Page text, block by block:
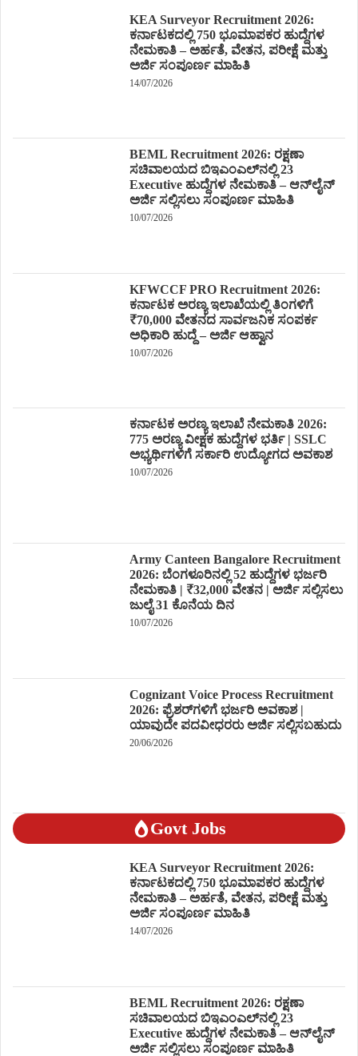
KEA Surveyor Recruitment 2026:
ಕರ್ನಾಟಕದಲ್ಲಿ 750 ಭೂಮಾಪಕರ ಹುದ್ದೆಗಳ
ನೇಮಕಾತಿ – ಅರ್ಹತೆ, ವೇತನ, ಪರೀಕ್ಷೆ ಮತ್ತು
ಅರ್ಜಿ ಸಂಪೂರ್ಣ ಮಾಹಿತಿ
14/07/2026
BEML Recruitment 2026: ರಕ್ಷಣಾ
ಸಚಿವಾಲಯದ ಬಿಇಎಂಎಲ್‌ನಲ್ಲಿ 23
Executive ಹುದ್ದೆಗಳ ನೇಮಕಾತಿ – ಆನ್‌ಲೈನ್
ಅರ್ಜಿ ಸಲ್ಲಿಸಲು ಸಂಪೂರ್ಣ ಮಾಹಿತಿ
10/07/2026
KFWCCF PRO Recruitment 2026:
ಕರ್ನಾಟಕ ಅರಣ್ಯ ಇಲಾಖೆಯಲ್ಲಿ ತಿಂಗಳಿಗೆ
₹70,000 ವೇತನದ ಸಾರ್ವಜನಿಕ ಸಂಪರ್ಕ
ಅಧಿಕಾರಿ ಹುದ್ದೆ – ಅರ್ಜಿ ಆಹ್ವಾನ
10/07/2026
ಕರ್ನಾಟಕ ಅರಣ್ಯ ಇಲಾಖೆ ನೇಮಕಾತಿ 2026:
775 ಅರಣ್ಯ ವೀಕ್ಷಕ ಹುದ್ದೆಗಳ ಭರ್ತಿ | SSLC
ಅಭ್ಯರ್ಥಿಗಳಿಗೆ ಸರ್ಕಾರಿ ಉದ್ಯೋಗದ ಅವಕಾಶ
10/07/2026
Army Canteen Bangalore Recruitment
2026: ಬೆಂಗಳೂರಿನಲ್ಲಿ 52 ಹುದ್ದೆಗಳ ಭರ್ಜರಿ
ನೇಮಕಾತಿ | ₹32,000 ವೇತನ | ಅರ್ಜಿ ಸಲ್ಲಿಸಲು
ಜುಲೈ 31 ಕೊನೆಯ ದಿನ
10/07/2026
Cognizant Voice Process Recruitment
2026: ಫ್ರೆಶರ್‌ಗಳಿಗೆ ಭರ್ಜರಿ ಅವಕಾಶ |
ಯಾವುದೇ ಪದವೀಧರರು ಅರ್ಜಿ ಸಲ್ಲಿಸಬಹುದು
20/06/2026
Govt Jobs
KEA Surveyor Recruitment 2026:
ಕರ್ನಾಟಕದಲ್ಲಿ 750 ಭೂಮಾಪಕರ ಹುದ್ದೆಗಳ
ನೇಮಕಾತಿ – ಅರ್ಹತೆ, ವೇತನ, ಪರೀಕ್ಷೆ ಮತ್ತು
ಅರ್ಜಿ ಸಂಪೂರ್ಣ ಮಾಹಿತಿ
14/07/2026
BEML Recruitment 2026: ರಕ್ಷಣಾ
ಸಚಿವಾಲಯದ ಬಿಇಎಂಎಲ್‌ನಲ್ಲಿ 23
Executive ಹುದ್ದೆಗಳ ನೇಮಕಾತಿ – ಆನ್‌ಲೈನ್
ಅರ್ಜಿ ಸಲ್ಲಿಸಲು ಸಂಪೂರ್ಣ ಮಾಹಿತಿ